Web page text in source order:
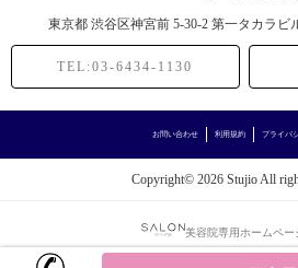
カラー (5記事)
白髪染め (3記事)
トリートメント (4記事)
東京都 渋谷区神宮前 5-30-2 第一タカラビ
TEL:03-6434-1130
お問い合わせ 利用規約 プライバ
Copyright© 2026 Stujio All
美容院専用ホームペー